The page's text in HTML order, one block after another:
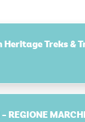
Heritage Treks &
REGIONE